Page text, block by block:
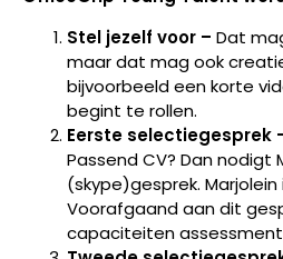
Stel jezelf voor – Dat
maar dat mag ook
bijvoorbeeld een korte
begint te rollen.
Eerste selectiegesprek
Passend CV? Dan nodigt
(skype)gesprek. Marjolein
Voorafgaand aan dit
capaciteiten